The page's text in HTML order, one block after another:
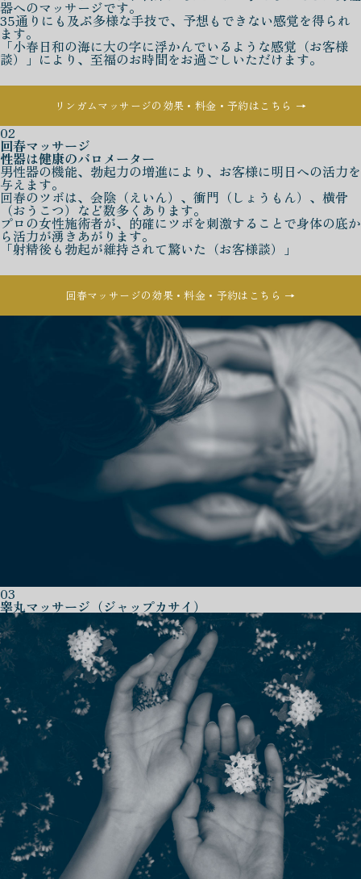
器へのマッサージです。
35通りにも及ぶ多様な手技で、予想もできない感覚を得られ
ます。
「小春日和の海に大の字に浮かんでいるような感覚（お客様
談）」により、至福のお時間をお過ごしいただけます。
リンガムマッサージの効果・料金・予約はこちら →
02
回春マッサージ
性器は健康のバロメーター
男性器の機能、勃起力の増進により、お客様に明日への活力を
与えます。
回春のツボは、会陰（えいん）、衝門（しょうもん）、横骨
（おうこつ）など数多くあります。
プロの女性施術者が、的確にツボを刺激することで身体の底か
ら活力が湧きあがります。
「射精後も勃起が維持されて驚いた（お客様談）」
回春マッサージの効果・料金・予約はこちら →
03
睾丸マッサージ（ジャップカサイ）